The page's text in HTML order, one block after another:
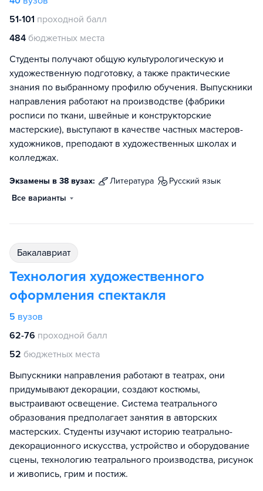
51-101 проходной балл
484 бюджетных места
Студенты получают общую культурологическую и
художественную подготовку, а также практические
знания по выбранному профилю обучения. Выпускники
направления работают на производстве (фабрики
росписи по ткани, швейные и конструкторские
мастерские), выступают в качестве частных мастеров-
художников, преподают в художественных школах и
колледжах.
Экзамены в 38 вузах: литература
русский язык
Все варианты
бакалавриат
Технология художественного
оформления спектакля
5 вузов
62-76 проходной балл
52 бюджетных места
Выпускники направления работают в театрах, они
придумывают декорации, создают костюмы,
выстраивают освещение. Система театрального
образования предполагает занятия в авторских
мастерских. Студенты изучают историю театрально-
декорационного искусства, устройство и оборудование
сцены, технологию театрального производства, рисунок
и живопись, грим и постиж.